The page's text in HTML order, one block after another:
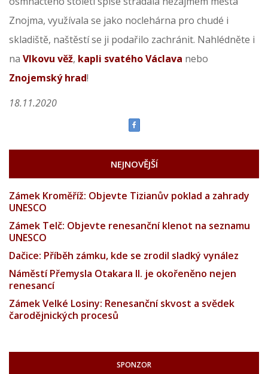
Znojma, využívala se jako noclehárna pro chudé i
skladiště, naštěstí se ji podařilo zachránit. Nahlédněte i
na Vlkovu věž, kapli svatého Václava nebo
Znojemský hrad!
18.11.2020
NEJNOVĚJŠÍ
Zámek Kroměříž: Objevte Tizianův poklad a zahrady
UNESCO
Zámek Telč: Objevte renesanční klenot na seznamu
UNESCO
Dačice: Příběh zámku, kde se zrodil sladký vynález
Náměstí Přemysla Otakara II. je okořeněno nejen
renesancí
Zámek Velké Losiny: Renesanční skvost a svědek
čarodějnických procesů
SPONZOR